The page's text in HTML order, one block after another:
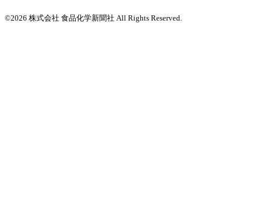
©2026 株式会社 食品化学新聞社 All Rights Reserved.